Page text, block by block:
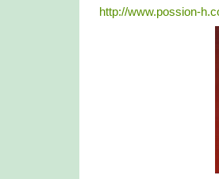
http://www.possion-